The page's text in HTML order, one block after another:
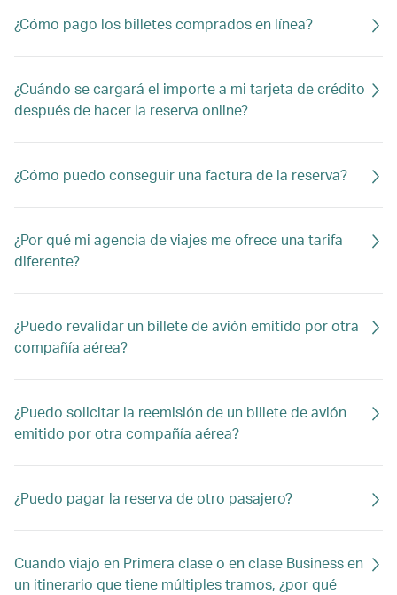
¿Cómo pago los billetes comprados en línea?
¿Cuándo se cargará el importe a mi tarjeta de crédito
después de hacer la reserva online?
¿Cómo puedo conseguir una factura de la reserva?
¿Por qué mi agencia de viajes me ofrece una tarifa
diferente?
¿Puedo revalidar un billete de avión emitido por otra
compañía aérea?
¿Puedo solicitar la reemisión de un billete de avión
emitido por otra compañía aérea?
¿Puedo pagar la reserva de otro pasajero?
Cuando viajo en Primera clase o en clase Business en
un itinerario que tiene múltiples tramos, ¿por qué